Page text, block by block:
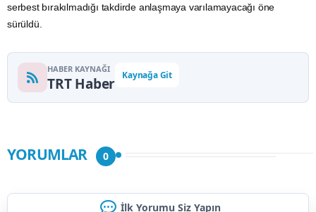
serbest bırakılmadığı takdirde anlaşmaya varılamayacağı öne
sürüldü.
HABER KAYNAĞI
TRT Haber Kaynağa Git
YORUMLAR 0
İlk Yorumu Siz Yapın